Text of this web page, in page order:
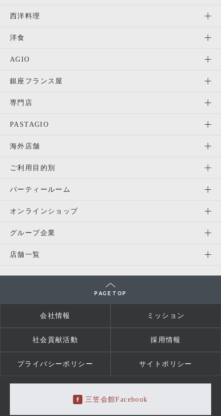
西洋料理
洋食
AGIO
銀座フランス屋
専門店
PASTAGIO
海外店舗
ご利用目的別
パーティールーム
オンラインショップ
グループ企業
店舗一覧
PAGE TOP
会社情報 ミッション
社会貢献活動 採用情報
プライバシーポリシー サイトポリシー
三笠会館Facebook